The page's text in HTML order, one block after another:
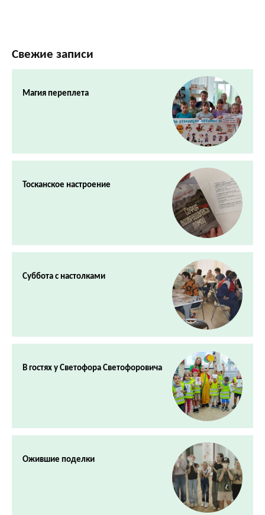
Свежие записи
Магия переплета
Тосканское настроение
Суббота с настолками
В гостях у Светофора Светофоровича
Ожившие поделки